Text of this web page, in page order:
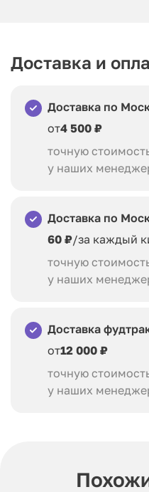
Доставка и
Доставка по
от4 500 ₽
точную
у наших
Доставка по
60 ₽/за каждый
точную
у наших
Доставка
от12 000 ₽
точную
у наших